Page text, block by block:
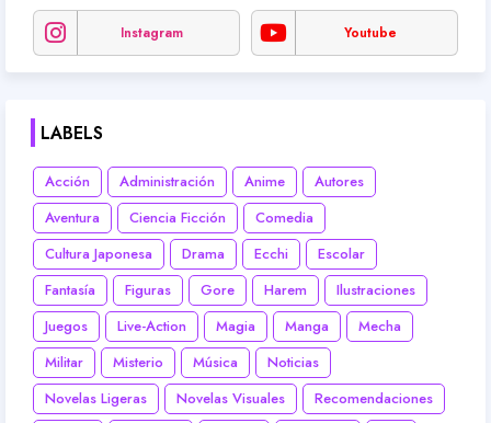
Instagram Youtube
LABELS
Acción Administración Anime
Autores
Aventura
Ciencia Ficción
Comedia
Cultura Japonesa
Drama Ecchi
Escolar
Fantasía
Figuras Gore Harem
Ilustraciones
Juegos
Live-Action Magia Manga
Mecha
Militar
Misterio Música
Noticias
Novelas Ligeras
Novelas Visuales
Recomendaciones